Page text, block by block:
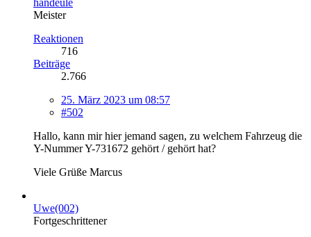
Meister
Reaktionen
716
Beiträge
2.766
25. März 2023 um 08:57
#502
Hallo, kann mir hier jemand sagen, zu welchem Fahrzeug die
Y-Nummer Y-731672 gehört / gehört hat?
Viele Grüße Marcus
Uwe(002)
Fortgeschrittener